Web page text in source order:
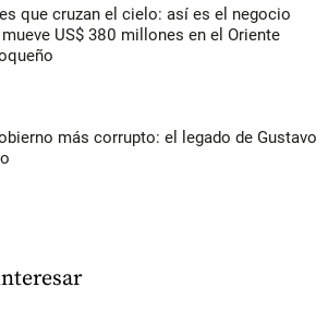
que cruzan el cielo: así es el negocio
US$ 380 millones en el Oriente
más corrupto: el legado de Gustavo